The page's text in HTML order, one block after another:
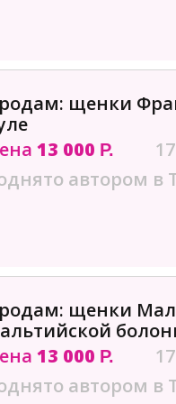
щенки
13 000 Р.
автором в
щенки
13 000 Р.
автором в